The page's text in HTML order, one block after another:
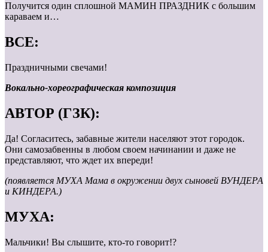
Получится один сплошной МАМИН ПРАЗДНИК с большим
караваем и…
ВСЕ:
Праздничными свечами!
Вокально-хореографическая композиция
АВТОР (ГЗК):
Да! Согласитесь, забавные жители населяют этот городок.
Они самозабвенны в любом своем начинании и даже не
представляют, что ждет их впереди!
(появляется МУХА Мама в окружении двух сыновей ВУНДЕРА
и КИНДЕРА.)
МУХА:
Мальчики! Вы слышите, кто-то говорит!?